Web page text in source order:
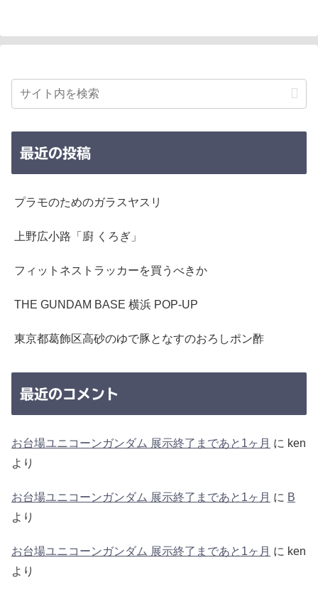
最近の投稿
プラモのためのガラスヤスリ
上野広小路「廚 くろぎ」
フィットネストラッカーを買うべきか
THE GUNDAM BASE 横浜 POP-UP
東京都葛飾区高砂のゆで豚となすのおろしポン酢
最近のコメント
お台場ユニコーンガンダム 展示終了まであと1ヶ月 に ken
より
お台場ユニコーンガンダム 展示終了まであと1ヶ月 に B
より
お台場ユニコーンガンダム 展示終了まであと1ヶ月 に ken
より